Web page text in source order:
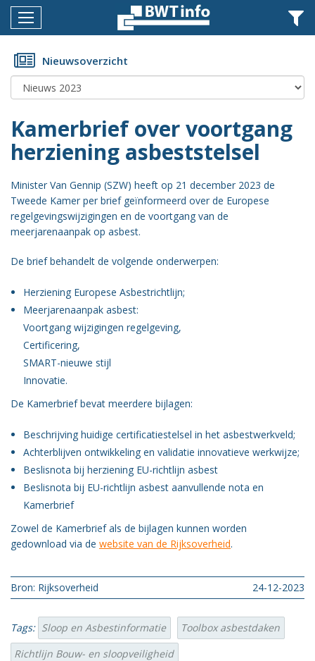
Menu
Home
Nieuws
Documenten
Fotoalbums
Opleidingen
Over
BMK
Vacatures
Vereniging
BWT
Contact
Nieuwsoverzicht
Kamerbrief over voortgang
herziening asbeststelsel
Minister Van Gennip (SZW) heeft op 21 december 2023 de
Tweede Kamer per brief geïnformeerd over de Europese
regelgevingswijzigingen en de voortgang van de
meerjarenaanpak op asbest.
De brief behandelt de volgende onderwerpen:
Herziening Europese Asbestrichtlijn;
Meerjarenaanpak asbest:
Voortgang wijzigingen regelgeving,
Certificering,
SMART-nieuwe stijl
Innovatie.
De Kamerbrief bevat meerdere bijlagen:
Beschrijving huidige certificatiestelsel in het asbestwerkveld;
Achterblijven ontwikkeling en validatie innovatieve werkwijze;
Beslisnota bij herziening EU-richtlijn asbest
Beslisnota bij EU-richtlijn asbest aanvullende nota en
Kamerbrief
Zowel de Kamerbrief als de bijlagen kunnen worden
gedownload via de website van de Rijksoverheid.
Bron: Rijksoverheid 24-12-2023
Tags: Sloop en Asbestinformatie
Toolbox asbestdaken
Richtlijn Bouw- en sloopveiligheid